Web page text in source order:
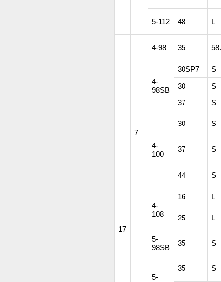
5-112 48 L
17
7
4-98 35
4-
98SB
30SP7 S
30
S
37
S
4-
100
30 S
37 S
44 S
4-
108
16 L
25 L
5-
98SB
35 S
5-
35 S